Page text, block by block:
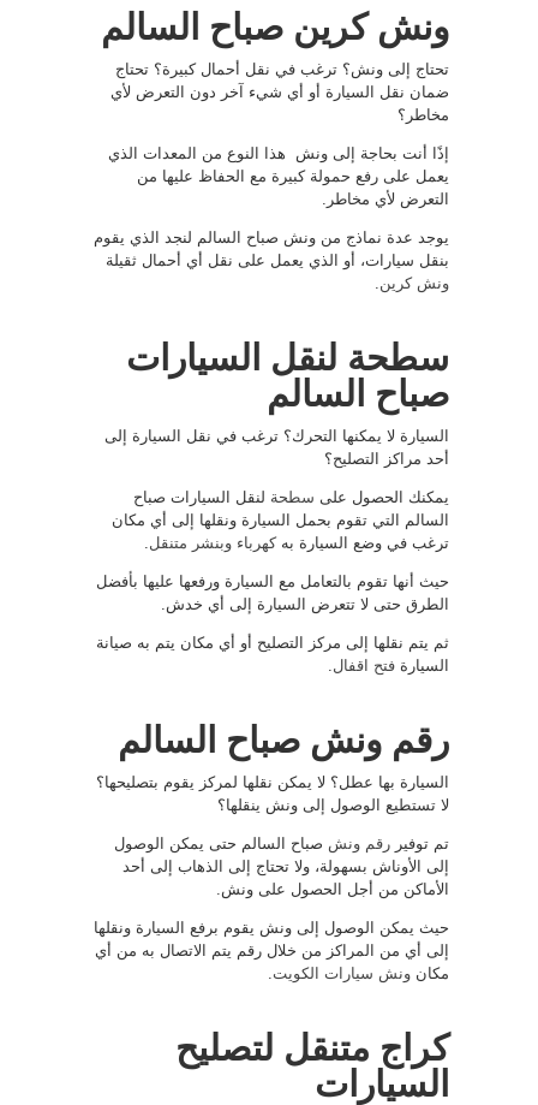
ونش كرين صباح السالم
تحتاج إلى ونش؟ ترغب في نقل أحمال كبيرة؟ تحتاج
ضمان نقل السيارة أو أي شيء آخر دون التعرض لأي
مخاطر؟
إذًا أنت بحاجة إلى ونش هذا النوع من المعدات الذي
يعمل على رفع حمولة كبيرة مع الحفاظ عليها من
التعرض لأي مخاطر.
يوجد عدة نماذج من ونش صباح السالم لنجد الذي يقوم
بنقل سيارات، أو الذي يعمل على نقل أي أحمال ثقيلة
ونش كرين
سطحة لنقل السيارات
صباح السالم
السيارة لا يمكنها التحرك؟ ترغب في نقل السيارة إلى
أحد مراكز التصليح؟
يمكنك الحصول على سطحة لنقل السيارات صباح
السالم التي تقوم بحمل السيارة ونقلها إلى أي مكان
ترغب في وضع السيارة بهكهرباء وبنشر متنقل
حيث أنها تقوم بالتعامل مع السيارة ورفعها عليها بأفضل
الطرق حتى لا تتعرض السيارة إلى أي خدش.
ثم يتم نقلها إلى مركز التصليح أو أي مكان يتم به صيانة
السيارة فتح اقفال
رقم ونش صباح السالم
السيارة بها عطل؟ لا يمكن نقلها لمركز يقوم بتصليحها؟
لا تستطيع الوصول إلى ونش ينقلها؟
تم توفير رقم ونش صباح السالم حتى يمكن الوصول
إلى الأوناش بسهولة، ولا تحتاج إلى الذهاب إلى أحد
الأماكن من أجل الحصول على ونش.
حيث يمكن الوصول إلى ونش يقوم برفع السيارة ونقلها
إلى أي من المراكز من خلال رقم يتم الاتصال به من أي
مكان ونش سيارات الكويت
كراج متنقل لتصليح
السيارات